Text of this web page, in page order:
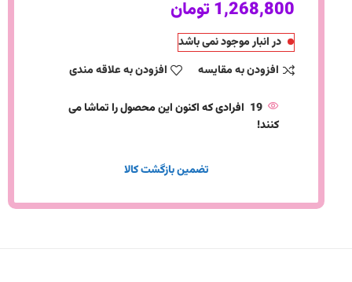
1,268,800تومان
در انبار موجود نمی باشد
افزودن به مقایسه
افزودن به علاقه مندی
19 افرادی که اکنون این محصول را تماشا می
کنند!
تضمین بازگشت کالا